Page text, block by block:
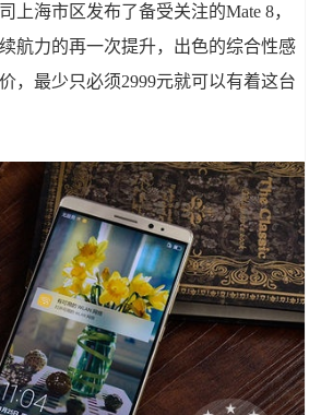
上海市区发布了备受关注的Mate 8，
航力的再一次提升，出色的综合性感
，最少只必须2999元就可以有着这台